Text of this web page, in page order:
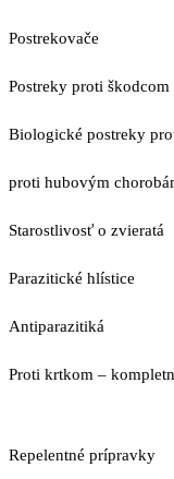
Postrekovače
Postreky proti škodcom
Biologické postreky
proti hubovým
Starostlivosť o zvieratá
Parazitické hlístice
Antiparazitiká
Proti krtkom –
Repelentné prípravky